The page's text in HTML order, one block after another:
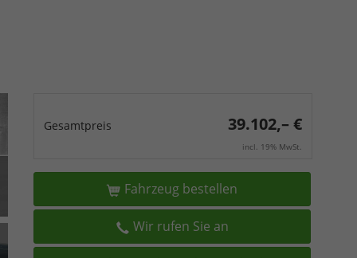
Gesamtpreis 39.102,– €
incl. 19% MwSt.
Fahrzeug bestellen
Wir rufen Sie an